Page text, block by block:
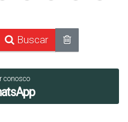
Buscar
conosco